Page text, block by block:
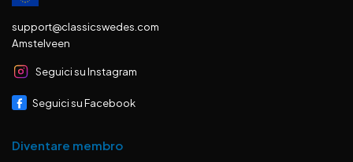
support@classicswedes.com
Amstelveen
Seguici su Instagram
Seguici su Facebook
Diventare membro